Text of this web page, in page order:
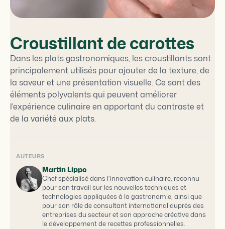
Croustillant de carottes
Dans les plats gastronomiques, les croustillants sont
principalement utilisés pour ajouter de la texture, de
la saveur et une présentation visuelle. Ce sont des
éléments polyvalents qui peuvent améliorer
l'expérience culinaire en apportant du contraste et
de la variété aux plats.
AUTEURS
Martin Lippo
Chef spécialisé dans l’innovation culinaire, reconnu
pour son travail sur les nouvelles techniques et
technologies appliquées à la gastronomie, ainsi que
pour son rôle de consultant international auprès des
entreprises du secteur et son approche créative dans
le développement de recettes professionnelles.